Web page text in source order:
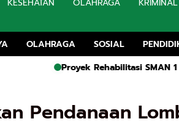
OLAHRAGA SOSIAL
Proyek Rehabilitasi SMAN 1 Kwanyar
Pendanaan